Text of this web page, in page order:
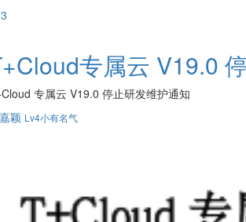
专属云 V19.0
专属云 V19.0 停止研发维护通知
颖 Lv4小有名气